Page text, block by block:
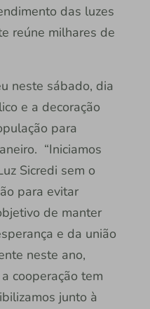
das luzes
reúne milhares de
neste sábado, dia
e a decoração
para
“Iniciamos
Sicredi sem o
para evitar
de manter
e da união
neste ano,
cooperação tem
junto à